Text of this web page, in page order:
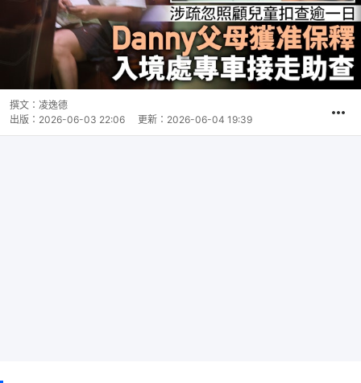
撰文： 凌逸德
出版： 2026-06-03 22:06 更新： 2026-06-04 19:39